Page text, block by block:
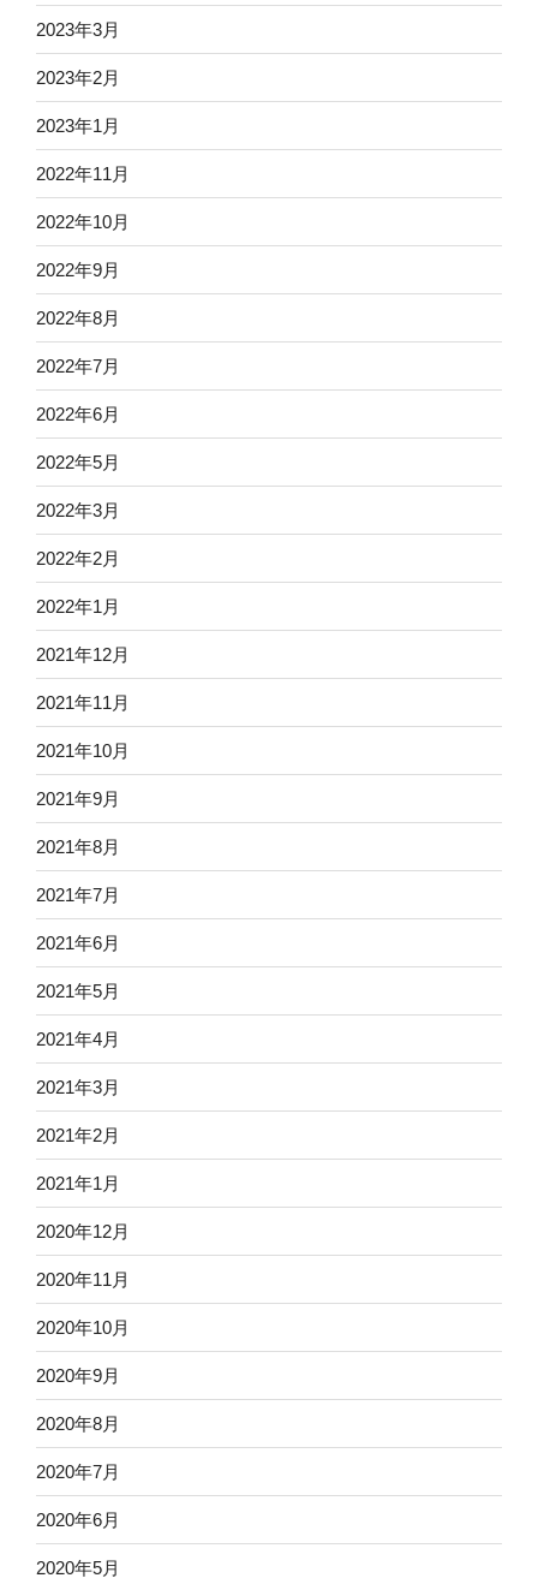
2023年3月
2023年2月
2023年1月
2022年11月
2022年10月
2022年9月
2022年8月
2022年7月
2022年6月
2022年5月
2022年3月
2022年2月
2022年1月
2021年12月
2021年11月
2021年10月
2021年9月
2021年8月
2021年7月
2021年6月
2021年5月
2021年4月
2021年3月
2021年2月
2021年1月
2020年12月
2020年11月
2020年10月
2020年9月
2020年8月
2020年7月
2020年6月
2020年5月